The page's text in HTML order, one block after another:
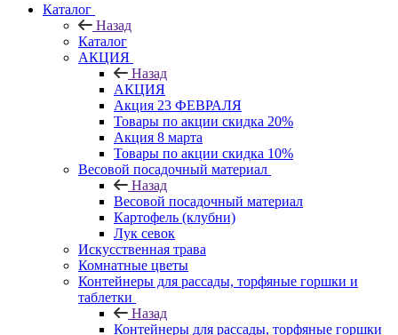
Каталог
Назад
Каталог
АКЦИЯ
Назад
АКЦИЯ
Акция 23 ФЕВРАЛЯ
Товары по акции скидка 20%
Акция 8 марта
Товары по акции скидка 10%
Весовой посадочный материал
Назад
Весовой посадочный материал
Картофель (клубни)
Лук севок
Искусственная трава
Комнатные цветы
Контейнеры для рассады, торфяные горшки и
таблетки
Назад
Контейнеры для рассады, торфяные горшки